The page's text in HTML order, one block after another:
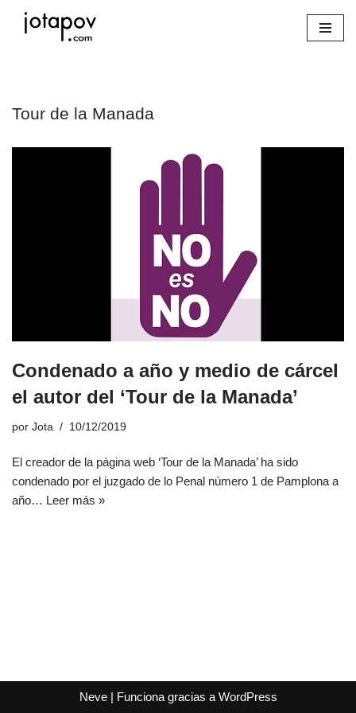
Tour de la Manada
Condenado a año y medio de cárcel
el autor del ‘Tour de la Manada’
por Jota 10/12/2019
El creador de la página web ‘Tour de la Manada’ ha sido
condenado por el juzgado de lo Penal número 1 de Pamplona a
año… Leer más »
Neve| Funciona gracias a WordPress